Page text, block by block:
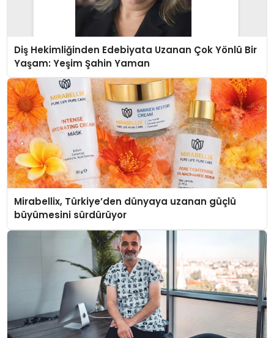
Diş Hekimliğinden Edebiyata Uzanan Çok Yönlü Bir
Yaşam: Yeşim Şahin Yaman
Mirabellix, Türkiye’den dünyaya uzanan güçlü
büyümesini sürdürüyor